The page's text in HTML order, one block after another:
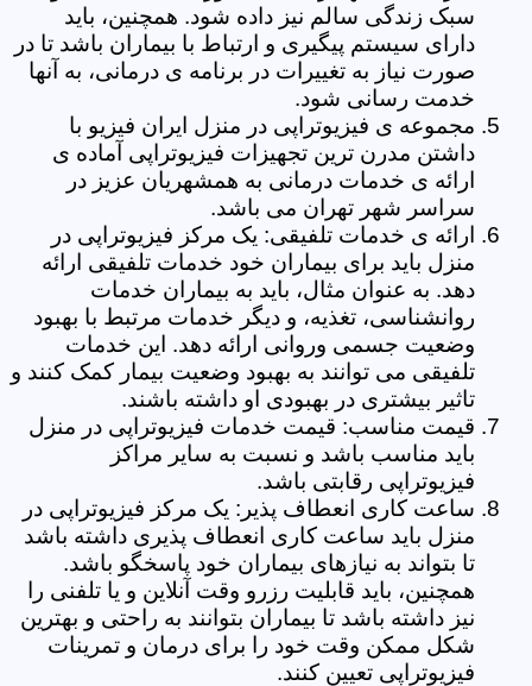
سبک زندگی سالم نیز داده شود. همچنین، باید
دارای سیستم پیگیری و ارتباط با بیماران باشد تا در
صورت نیاز به تغییرات در برنامه ی درمانی، به آنها
خدمت رسانی شود.
مجموعه ی فیزیوتراپی در منزل ایران فیزیو با
داشتن مدرن ترین تجهیزات فیزیوتراپی آماده ی
ارائه ی خدمات درمانی به همشهریان عزیز در
سراسر شهر تهران می باشد.
ارائه ی خدمات تلفیقی: یک مرکز فیزیوتراپی در
منزل باید برای بیماران خود خدمات تلفیقی ارائه
دهد. به عنوان مثال، باید به بیماران خدمات
روانشناسی، تغذیه، و دیگر خدمات مرتبط با بهبود
وضعیت جسمی وروانی ارائه دهد. این خدمات
تلفیقی می توانند به بهبود وضعیت بیمار کمک کنند و
تاثیر بیشتری در بهبودی او داشته باشند.
قیمت مناسب: قیمت خدمات فیزیوتراپی در منزل
باید مناسب باشد و نسبت به سایر مراکز
فیزیوتراپی رقابتی باشد.
ساعت کاری انعطاف پذیر: یک مرکز فیزیوتراپی در
منزل باید ساعت کاری انعطاف پذیری داشته باشد
تا بتواند به نیازهای بیماران خود پاسخگو باشد.
همچنین، باید قابلیت رزرو وقت آنلاین و یا تلفنی را
نیز داشته باشد تا بیماران بتوانند به راحتی و بهترین
شکل ممکن وقت خود را برای درمان و تمرینات
فیزیوتراپی تعیین کنند.